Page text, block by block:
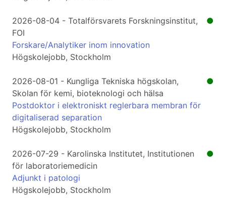
●
2026-08-04 - Totalförsvarets Forskningsinstitut,
FOI
Forskare/Analytiker inom innovation
Högskolejobb, Stockholm
●
2026-08-01 - Kungliga Tekniska högskolan,
Skolan för kemi, bioteknologi och hälsa
Postdoktor i elektroniskt reglerbara membran för
digitaliserad separation
Högskolejobb, Stockholm
●
2026-07-29 - Karolinska Institutet, Institutionen
för laboratoriemedicin
Adjunkt i patologi
Högskolejobb, Stockholm